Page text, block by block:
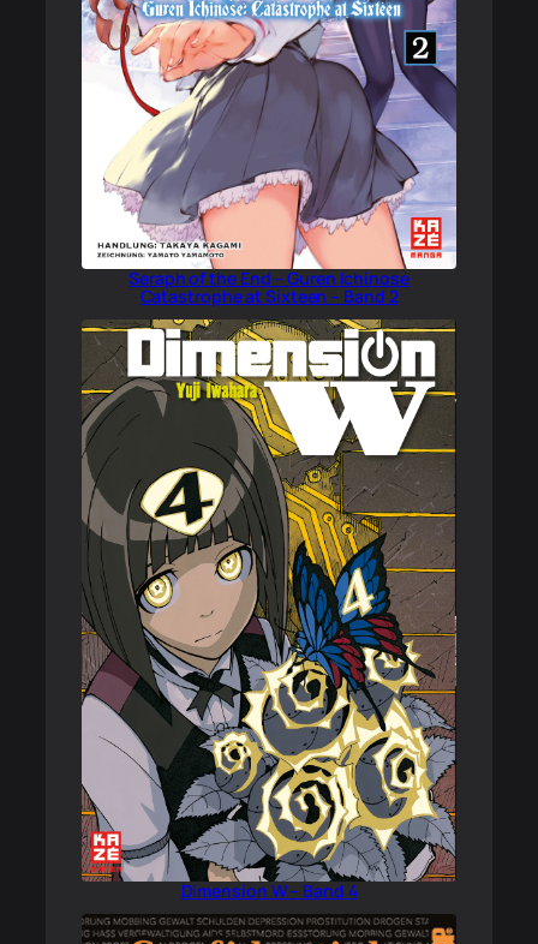
Seraph of the End – Guren Ichinose
Catastrophe at Sixteen – Band 2
Dimension W – Band 4